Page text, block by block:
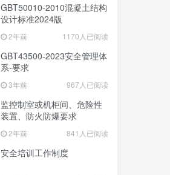
GBT50010-2010混凝土结构
设计标准2024版
2年前 1170人已阅读
GBT43500-2023安全管理体
系-要求
3年前 967人已阅读
监控制室或机柜间、危险性
装置、防火防爆要求
2年前 841人已阅读
安全培训工作制度
GBT50010-2010混凝土结构
设计标准2024版
2年前 1170人已阅读
GBT43500-2023安全管理体
系-要求
3年前 967人已阅读
监控制室或机柜间、危险性
装置、防火防爆要求
2年前 841人已阅读
安全培训工作制度